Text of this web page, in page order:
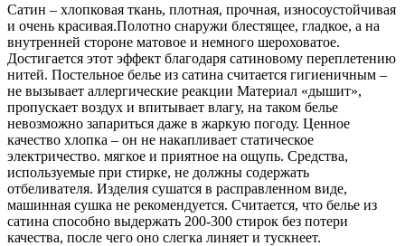
Сатин – хлопковая ткань, плотная, прочная, износоустойчивая
и очень красивая.Полотно снаружи блестящее, гладкое, а на
внутренней стороне матовое и немного шероховатое.
Достигается этот эффект благодаря сатиновому переплетению
нитей. Постельное белье из сатина считается гигиеничным –
не вызывает аллергические реакции Материал «дышит»,
пропускает воздух и впитывает влагу, на таком белье
невозможно запариться даже в жаркую погоду. Ценное
качество хлопка – он не накапливает статическое
электричество. мягкое и приятное на ощупь. Средства,
используемые при стирке, не должны содержать
отбеливателя. Изделия сушатся в расправленном виде,
машинная сушка не рекомендуется. Считается, что белье из
сатина способно выдержать 200-300 стирок без потери
качества, после чего оно слегка линяет и тускнеет.